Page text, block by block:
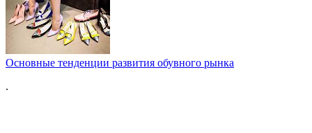
Основные тенденции развития обувного рынка
.